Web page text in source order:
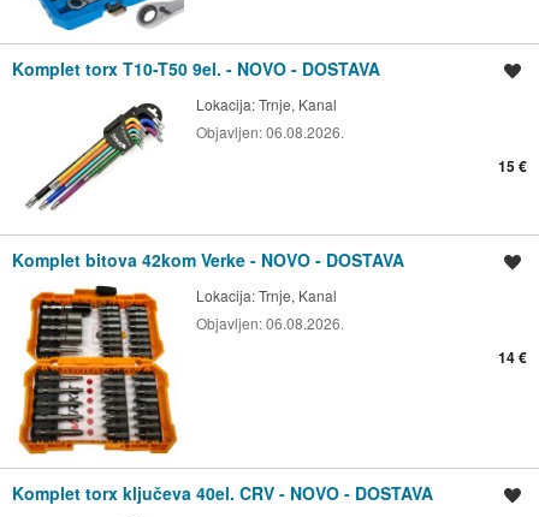
Komplet torx T10-T50 9el. - NOVO - DOSTAVA
Lokacija:Trnje, Kanal
Objavljen:06.08.2026.
15 €
Komplet bitova 42kom Verke - NOVO - DOSTAVA
Lokacija:Trnje, Kanal
Objavljen:06.08.2026.
14 €
Komplet torx ključeva 40el. CRV - NOVO - DOSTAVA